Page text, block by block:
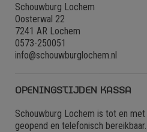
Schouwburg Lochem
Oosterwal 22
7241 AR Lochem
0573-250051
info@schouwburglochem.nl
OPENINGSTIJDEN KASSA
Schouwburg Lochem is tot en
geopend en telefonisch